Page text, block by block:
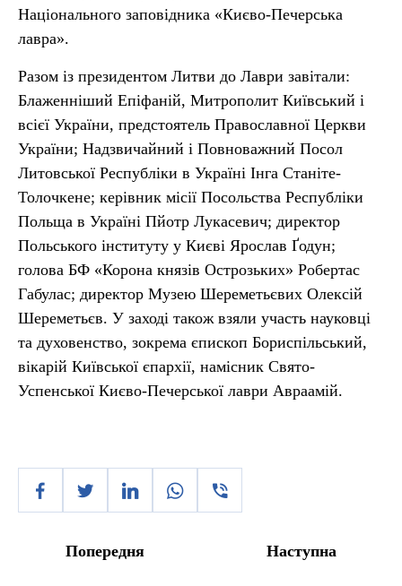
Національного заповідника «Києво-Печерська
лавра».
Разом із президентом Литви до Лаври завітали:
Блаженніший Епіфаній, Митрополит Київський і
всієї України, предстоятель Православної Церкви
України; Надзвичайний і Повноважний Посол
Литовської Республіки в Україні Інга Станіте-
Толочкене; керівник місії Посольства Республіки
Польща в Україні Пйотр Лукасевич; директор
Польського інституту у Києві Ярослав Ґодун;
голова БФ «Корона князів Острозьких» Робертас
Габулас; директор Музею Шереметьєвих Олексій
Шереметьєв. У заході також взяли участь науковці
та духовенство, зокрема єпископ Бориспільський,
вікарій Київської єпархії, намісник Свято-
Успенської Києво-Печерської лаври Авраамій.
Попередня Наступна